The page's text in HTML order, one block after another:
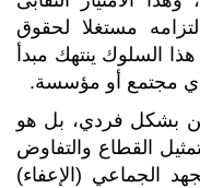
مستغلا لحقوق
السلوك ينتهك مبدأ
أي مجتمع أو مؤسسة.
بشكل فردي، بل هو
القطاع والتفاوض
الجماعي (الإعفاء)